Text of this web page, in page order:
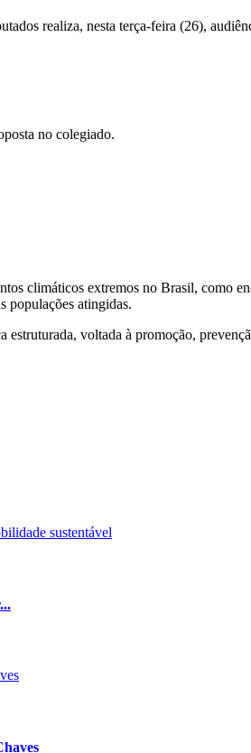
realiza, nesta terça-feira (26),
no colegiado.
climáticos extremos no Brasil, como
populações atingidas.
voltada à promoção,